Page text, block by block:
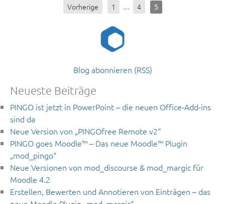
Vorherige 1 … 4 5
Blog abonnieren (RSS)
Neueste Beiträge
PINGO ist jetzt in PowerPoint – die neuen Office-Add-ins
sind da
Neue Version von „PINGOfree Remote v2“
PINGO goes Moodle™ – Das neue Moodle™ Plugin
„mod_pingo“
Neue Versionen von mod_discourse & mod_margic für
Moodle 4.2
Erstellen, Bewerten und Annotieren von Einträgen – das